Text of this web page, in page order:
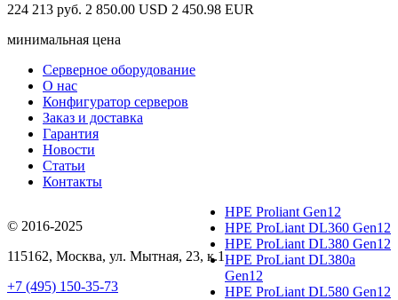
224 213 руб. 2 850.00 USD 2 450.98 EUR
минимальная цена
Серверное оборудование
О нас
Конфигуратор серверов
Заказ и доставка
Гарантия
Новости
Статьи
Контакты
© 2016-2025
115162, Москва, ул. Мытная, 23, к.1
+7 (495) 150-35-73
HPE Proliant Gen12
HPE ProLiant DL360 Gen12
HPE ProLiant DL380 Gen12
HPE ProLiant DL380a
Gen12
HPE ProLiant DL580 Gen12